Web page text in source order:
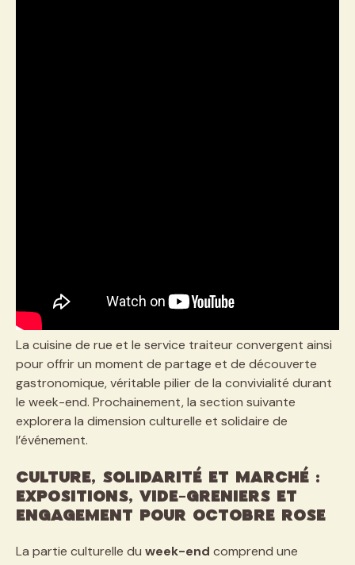
La cuisine de rue et le service traiteur convergent ainsi
pour offrir un moment de partage et de découverte
gastronomique, véritable pilier de la convivialité durant
le week-end. Prochainement, la section suivante
explorera la dimension culturelle et solidaire de
l’événement.
Culture, solidarité et marché :
expositions, vide-greniers et
engagement pour Octobre Rose
La partie culturelle du week-end comprend une